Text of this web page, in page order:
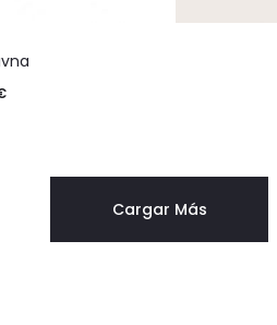
Cargar Más